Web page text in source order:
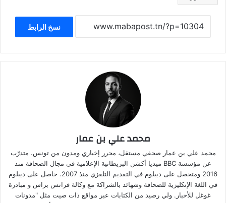
نسخ الرابط
محمد علي بن عمار
محمد علي بن عمار صحفي مستقل، محرر إخباري ومدون من تونس. متدرّب
عن مؤسسة BBC ميديا أكشن البريطانية الإعلامية في مجال الصحافة منذ
2016 ومتحصل على ديبلوم في التقديم التلفزي منذ 2007. حاصل على ديبلوم
في اللغة الإنكليزية للصحافة وشهائد بالشراكة مع وكالة فرانس براس و مبادرة
غوغل للأخبار. ولي رصيد من الكتابات عبر مواقع ذات صيت مثل "مدونات